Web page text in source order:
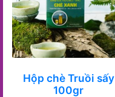
Hộp chè Truồi sấy
100gr